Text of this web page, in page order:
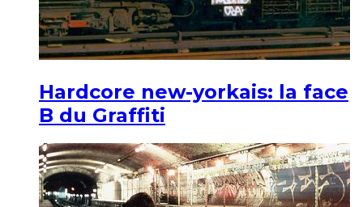
Hardcore new-yorkais: la face
B du Graffiti